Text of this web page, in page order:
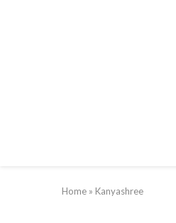
Home » Kanyashree